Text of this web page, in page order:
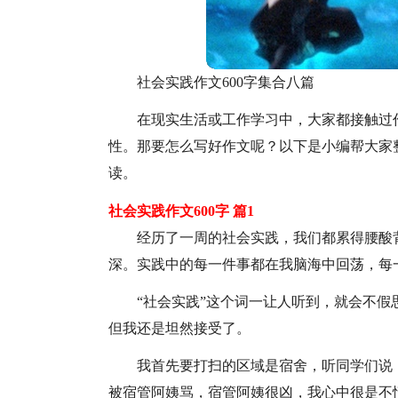
社会实践作文600字集合八篇
在现实生活或工作学习中，大家都接触
性。那要怎么写好作文呢？以下是小编帮大
读。
社会实践作文600字 篇1
经历了一周的社会实践，我们都累得腰
深。实践中的每一件事都在我脑海中回荡，
“社会实践”这个词一让人听到，就会不
但我还是坦然接受了。
我首先要打扫的区域是宿舍，听同学们
被宿管阿姨骂，宿管阿姨很凶，我心中很是